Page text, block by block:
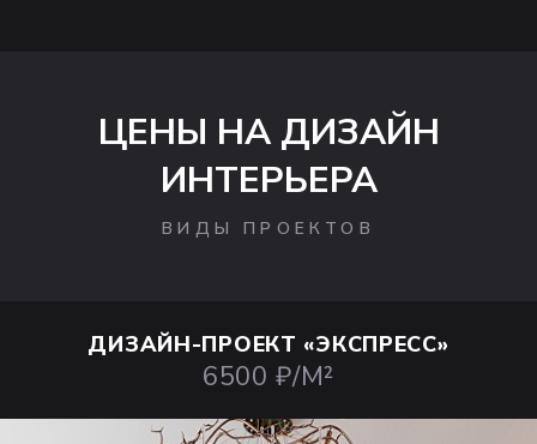
ЦЕНЫ НА ДИЗАЙН
ИНТЕРЬЕРА
ВИДЫ ПРОЕКТОВ
ДИЗАЙН-ПРОЕКТ «ЭКСПРЕСС»
6500 ₽/М²